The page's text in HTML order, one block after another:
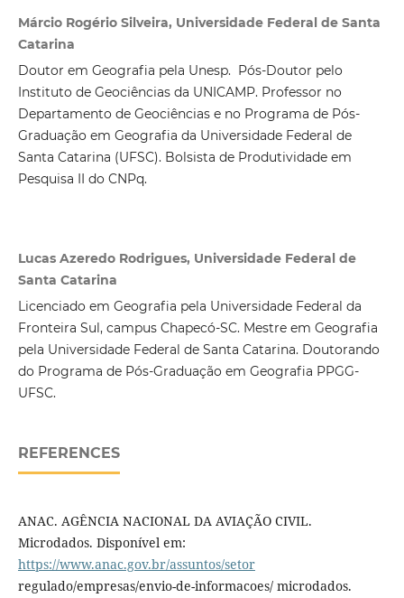
Márcio Rogério Silveira, Universidade Federal de Santa
Catarina
Doutor em Geografia pela Unesp. Pós-Doutor pelo
Instituto de Geociências da UNICAMP. Professor no
Departamento de Geociências e no Programa de Pós-
Graduação em Geografia da Universidade Federal de
Santa Catarina (UFSC). Bolsista de Produtividade em
Pesquisa II do CNPq.
Lucas Azeredo Rodrigues, Universidade Federal de
Santa Catarina
Licenciado em Geografia pela Universidade Federal da
Fronteira Sul, campus Chapecó-SC. Mestre em Geografia
pela Universidade Federal de Santa Catarina. Doutorando
do Programa de Pós-Graduação em Geografia PPGG-
UFSC.
REFERENCES
ANAC. AGÊNCIA NACIONAL DA AVIAÇÃO CIVIL.
Microdados. Disponível em:
https://www.anac.gov.br/assuntos/setor
regulado/empresas/envio-de-informacoes/ microdados.